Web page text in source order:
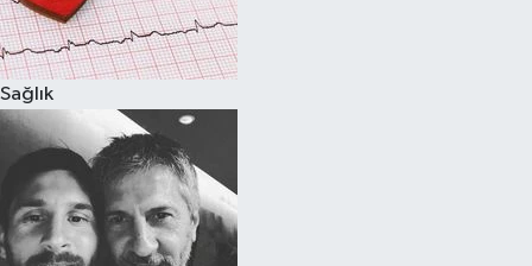
Sağlık